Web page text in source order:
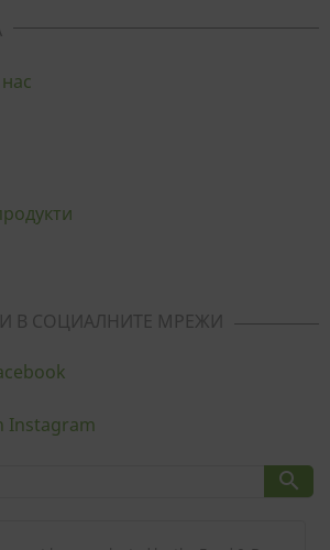
В СОЦИАЛНИТЕ МРЕЖИ
Instagram
